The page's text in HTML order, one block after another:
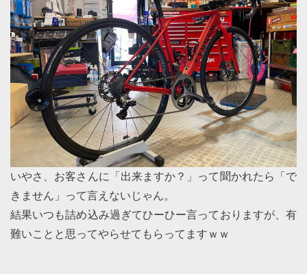
いやさ、お客さんに「出来ますか？」って聞かれたら「で
きません」って言えないじゃん。
結果いつも詰め込み過ぎてひーひー言っておりますが、有
難いことと思ってやらせてもらってますｗｗ